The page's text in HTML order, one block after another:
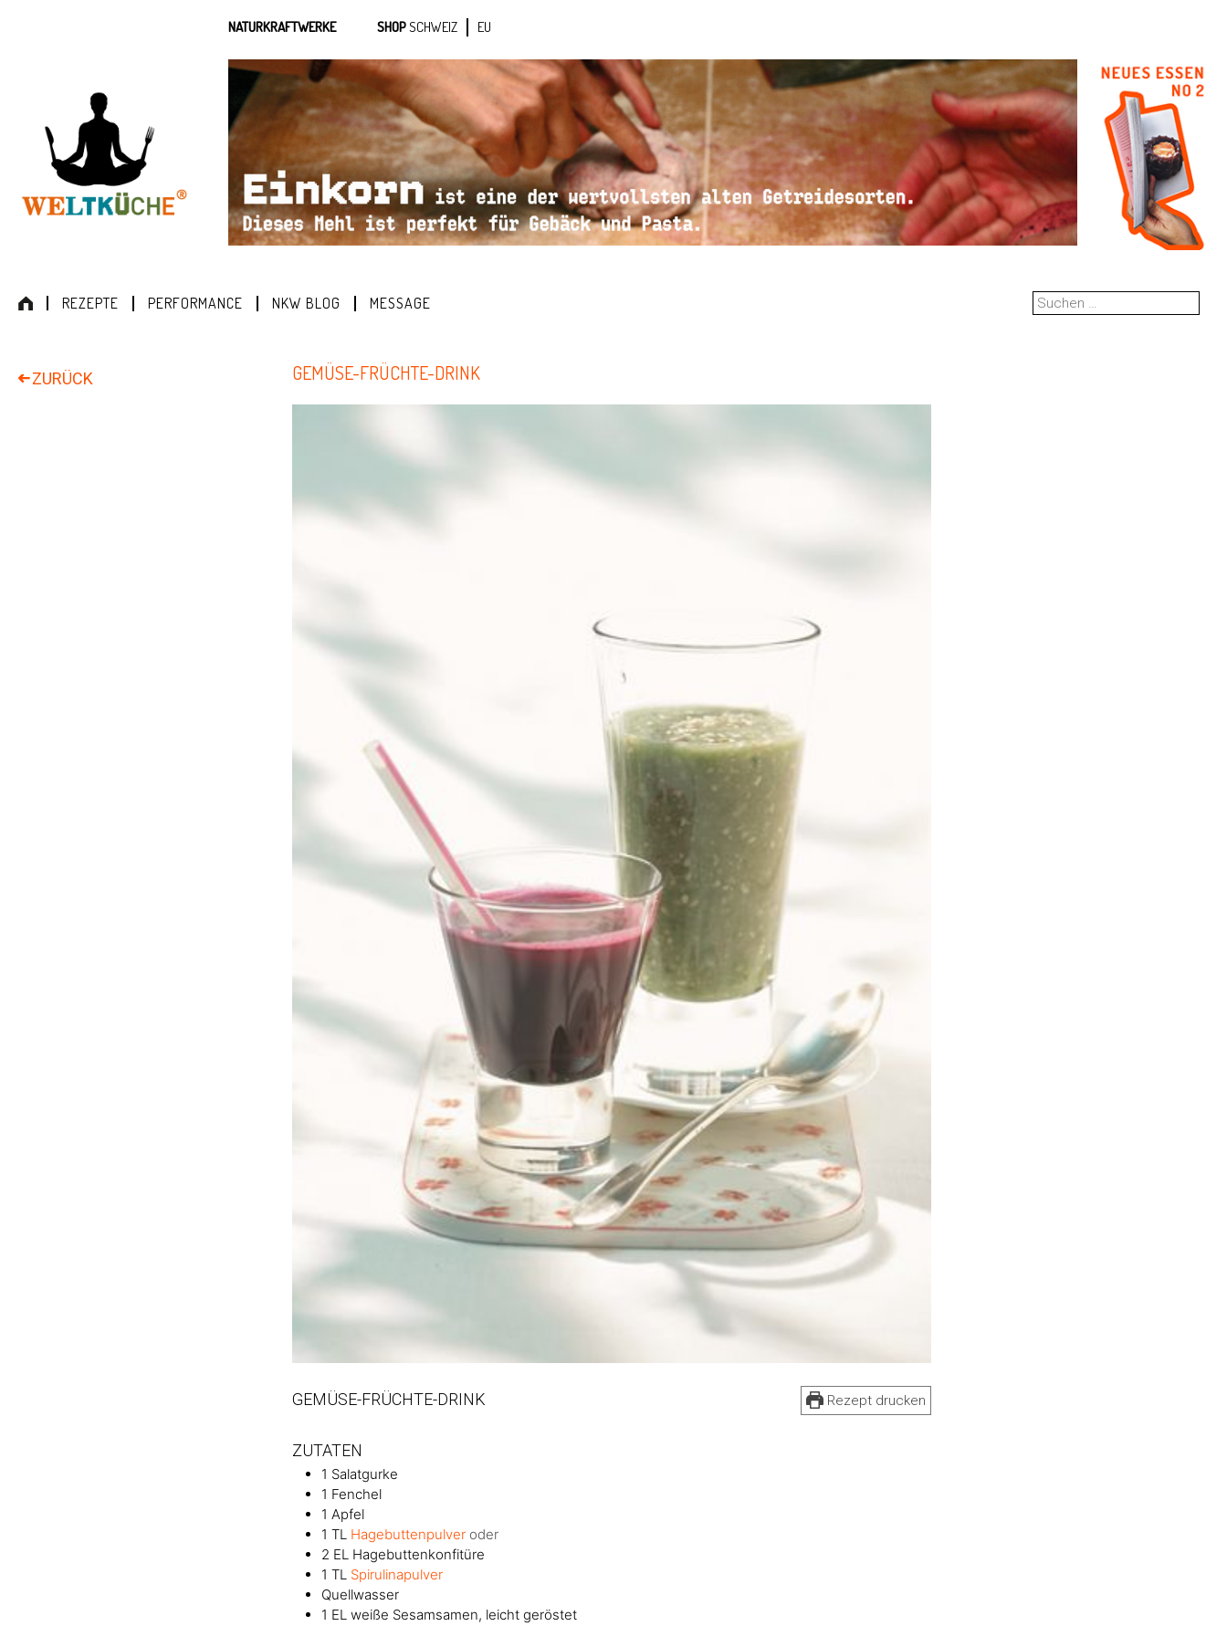
NATURKRAFTWERKE SHOPSCHWEIZ EU
REZEPTE PERFORMANCE NKW BLOG MESSAGE
Suchen
nach:
GEMÜSE-FRÜCHTE-DRINK
Rezept drucken
GEMÜSE-FRÜCHTE-DRINK
ZUTATEN
1 Salatgurke
1 Fenchel
1 Apfel
1 TL Hagebuttenpulver oder
2 EL Hagebuttenkonfitüre
1 TL Spirulinapulver
Quellwasser
1 EL weiße Sesamsamen, leicht geröstet